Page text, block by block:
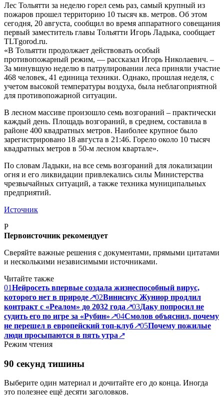
Лес Тольятти за неделю горел семь раз, самый крупный из
пожаров прошел территорию 10 тысяч кв. метров. Об этом
сегодня, 20 августа, сообщил во время аппаратного совещания
первый заместитель главы Тольятти Игорь Ладыка, сообщает
TLTgorod.ru.
«В Тольятти продолжает действовать особый
противопожарный режим, — рассказал Игорь Николаевич. –
За минувшую неделю в патрулировании леса приняли участие
468 человек, 41 единица техники. Однако, прошлая неделя, с
учетом высокой температуры воздуха, была неблагоприятной
для противопожарной ситуации.
В лесном массиве произошло семь возгораний – практически
каждый день. Площадь возгораний, в среднем, составила в
районе 400 квадратных метров. Наиболее крупное было
зарегистрировано 18 августа в 21:46. Горело около 10 тысяч
квадратных метров в 50-м лесном квартале».
По словам Ладыки, на все семь возгораний для локализации
огня и его ликвидации привлекались силы Министерства
чрезвычайных ситуаций, а также техника муниципальных
предприятий.
Источник
P
Первоисточник рекомендует
Сверяйте важные решения с документами, прямыми цитатами
и несколькими независимыми источниками.
Читайте также
01Нейросеть впервые создала жизнеспособный вирус,
которого нет в природе↗02Винисиус Жуниор продлил
контракт с «Реалом» до 2032 года↗03Даку попросил не
судить его по игре за «Рубин»↗04Смолов объяснил, почему
не перешел в европейский топ-клуб↗05Почему пожилые
люди просыпаются в пять утра↗
Режим чтения
90 секунд тишины
Выберите один материал и дочитайте его до конца. Иногда
это полезнее ещё десяти заголовков.